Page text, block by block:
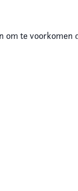
om te voorkomen